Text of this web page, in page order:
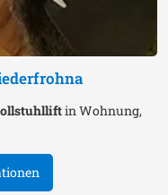
in Wohnung,